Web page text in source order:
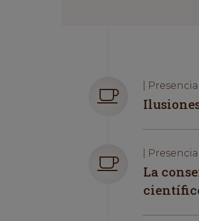
| Presencial
| Presencial
La